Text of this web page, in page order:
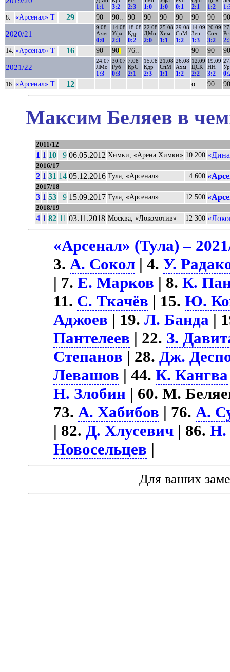
1:1 3:2 2:3 1:0 1:0 0:1 2:1 1:2
8. «Арсенал» Т 29 90 90.. 90 90 90 90 90 90 90
2020/21
9.08
Ахм
0:0
14.08
Уфа
2:3
18.08
Кдр
0:2
22.08
ДМо
2:0
25.08
Хим
1:1
29.08
СпМ
1:2
14.09
Зен
1:3
20.09
Соч
3:2
14. «Арсенал» Т 16 90 90 76.. 90 90 90
2021/22
24.07
ЛМо
1:3
30.07
Руб
0:3
7.08
КрС
2:1
15.08
Кдр
2:3
21.08
СпМ
1:1
26.08
Ахм
1:2
12.09
ЦСК
2:2
19.09
НН
3:2
16. «Арсенал» Т 12 о 90 90
Максим Беляев в
2011/12
1 1 10 9 06.05.2012 Химки, «Арена Химки» 10 200
2016/17
2 1 31 14 05.12.2016 Тула, «Арсенал» 4 600
2017/18
3 1 53 9 15.09.2017 Тула, «Арсенал» 12 500
2018/19
4 1 82 11 03.11.2018 Москва, «Локомотив» 12 300
«Арсенал» (Тула) –
3.А. Сокол | 4.У.
| 7.Е. Марков | 8.К.
11. С. Ткачёв | 15.Ю.
Аджоев | 19.Л. Банда |
Пантелеев | 22. З.
Степанов | 28.Дж.
Левашов | 44.К. Кангва
Н. Злобин | 60. М.
73.А. Хабибов | 76.А.
| 82.Д. Хлусевич | 86.Н.
Новосельцев |
Для ваших